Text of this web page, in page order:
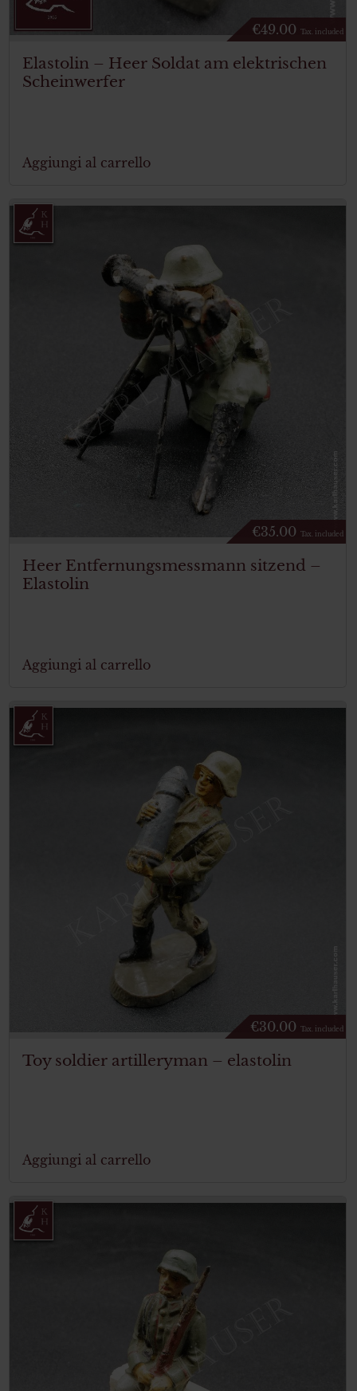
€49.00 Tax. included
Elastolin – Heer Soldat am elektrischen
Scheinwerfer
Aggiungi al carrello
€35.00 Tax. included
Heer Entfernungsmessmann sitzend –
Elastolin
Aggiungi al carrello
€30.00 Tax. included
Toy soldier artilleryman – elastolin
Aggiungi al carrello